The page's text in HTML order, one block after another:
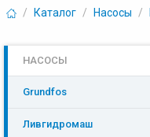
/ Каталог / Насосы /
НАСОСЫ
Grundfos
Ливгидромаш